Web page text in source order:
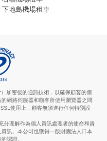
下地島機場租車
加密後的通訊技術，以確保顧客的個
網路伺服器和顧客所使用瀏覽器之間
使用上，顧客無須進行任何特別設
分理解作為個人資訊處理者的使命和責
訊。本公司也獲得一般財團法人日本
認證。